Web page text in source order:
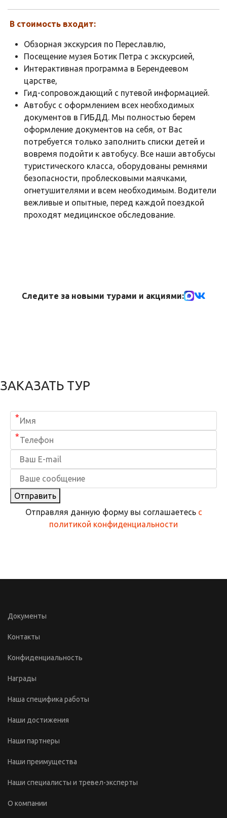
В стоимость входит:
Обзорная экскурсия по Переславлю,
Посещение музея Ботик Петра с экскурсией,
Интерактивная программа в Берендеевом
царстве,
Гид-сопровождающий с путевой информацией.
Автобус с оформлением всех необходимых
документов в ГИБДД. Мы полностью берем
оформление документов на себя, от Вас
потребуется только заполнить списки детей и
вовремя подойти к автобусу. Все наши автобусы
туристического класса, оборудованы ремнями
безопасности, проблесковыми маячками,
огнетушителями и всем необходимым. Водители
вежливые и опытные, перед каждой поездкой
проходят медицинское обследование.
Следите за новыми турами и акциями:
ЗАКАЗАТЬ ТУР
*
*
Отправить
Отправляя данную форму вы соглашаетесь с
политикой конфиденциальности
Документы
Контакты
Конфиденциальность
Награды
Наша специфика работы
Наши достижения
Наши партнеры
Наши преимущества
Наши специалисты и тревел-эксперты
О компании